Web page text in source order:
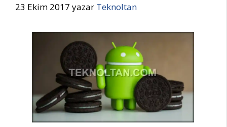
23 Ekim 2017 yazar Teknoltan